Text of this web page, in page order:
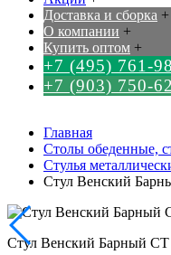
Доставка и сборка +
О компании +
Купить оптом +
+7 (495) 761-
+7 (903) 750-
Главная
Столы обеденные,
Стулья
Стул Венский
Стул Венский Барный СТ